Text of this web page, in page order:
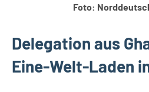
Foto:
Delegation aus
Eine-Welt-Laden